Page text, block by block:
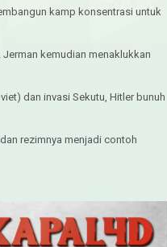
kamp konsentrasi untuk
Jerman kemudian menaklukkan
dan invasi Sekutu, Hitler bunuh
rezimnya menjadi contoh